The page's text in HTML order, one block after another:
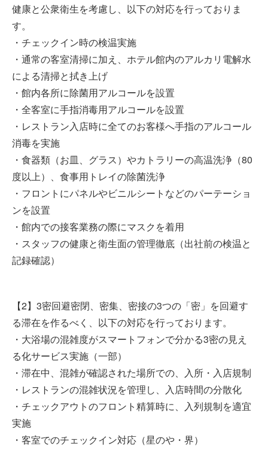
健康と公衆衛生を考慮し、以下の対応を行っておりま
す。
・チェックイン時の検温実施
・通常の客室清掃に加え、ホテル館内のアルカリ電解水
による清掃と拭き上げ
・館内各所に除菌用アルコールを設置
・全客室に手指消毒用アルコールを設置
・レストラン入店時に全てのお客様へ手指のアルコール
消毒を実施
・食器類（お皿、グラス）やカトラリーの高温洗浄（80
度以上）、食事用トレイの除菌洗浄
・フロントにパネルやビニルシートなどのパーテーショ
ンを設置
・館内での接客業務の際にマスクを着用
・スタッフの健康と衛生面の管理徹底（出社前の検温と
記録確認）
【2】3密回避密閉、密集、密接の3つの「密」を回避す
る滞在を作るべく、以下の対応を行っております。
・大浴場の混雑度がスマートフォンで分かる3密の見え
る化サービス実施（一部）
・滞在中、混雑が確認された場所での、入所・入店規制
・レストランの混雑状況を管理し、入店時間の分散化
・チェックアウトのフロント精算時に、入列規制を適宜
実施
・客室でのチェックイン対応（星のや・界）